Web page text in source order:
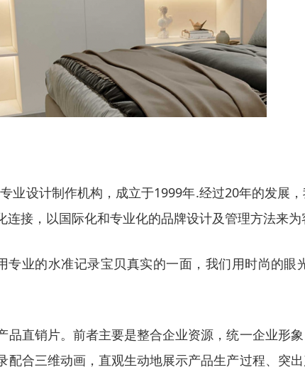
业设计制作机构，成立于1999年.经过20年的发展
接，以国际化和专业化的品牌设计及管理方法来为
业的水准记录宝贝真实的一面，我们用时尚的
直销片。前者主要是整合企业资源，统一企业形
合三维动画，直观生动地展示产品生产过程、突